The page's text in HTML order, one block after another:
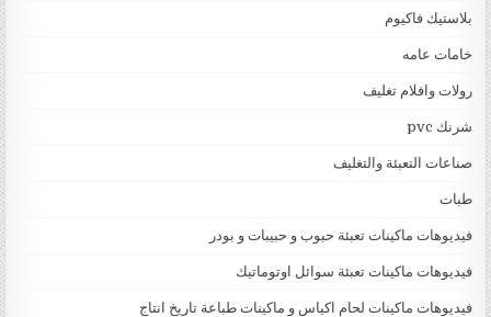
بلاستيك فاكيوم
خامات عامه
رولات وافلام تغليف
شرنك pvc
صناعات التعبئة والتغليف
طبات
فيديوهات ماكينات تعبئة حبوب و حبيبات و بودر
فيديوهات ماكينات تعبئة سوائل اوتوماتيك
فيديوهات ماكينات لحام اكياس و ماكينات طباعة تاريخ انتاج